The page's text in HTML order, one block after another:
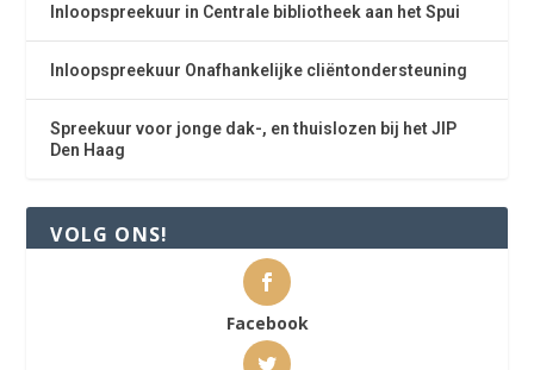
Inloopspreekuur in Centrale bibliotheek aan het Spui
Inloopspreekuur Onafhankelijke cliëntondersteuning
Spreekuur voor jonge dak-, en thuislozen bij het JIP
Den Haag
VOLG ONS!
Facebook